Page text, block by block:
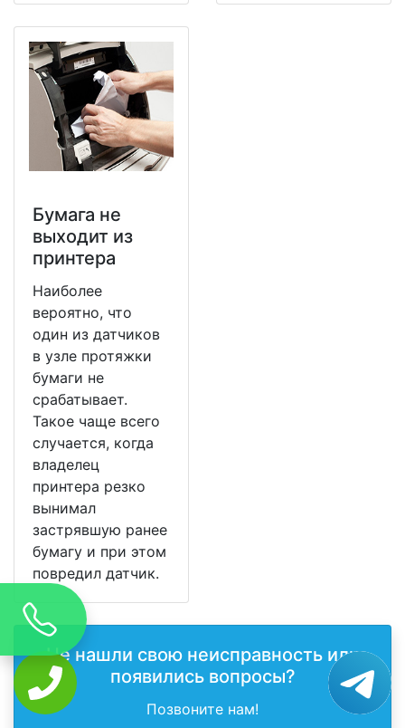
Бумага не
выходит из
принтера
Наиболее
вероятно, что
один из датчиков
в узле протяжки
бумаги не
срабатывает.
Такое чаще всего
случается, когда
владелец
принтера резко
вынимал
застрявшую ранее
бумагу и при этом
повредил датчик.
Не нашли свою неисправность или
появились вопросы?
Позвоните нам!